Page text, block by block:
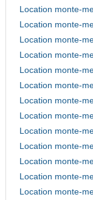
Location monte-
Location monte-
Location monte-
Location monte-
Location monte-
Location monte-
Location monte-
Location monte-
Location monte-
Location monte-
Location monte-
Location monte-
Location monte-